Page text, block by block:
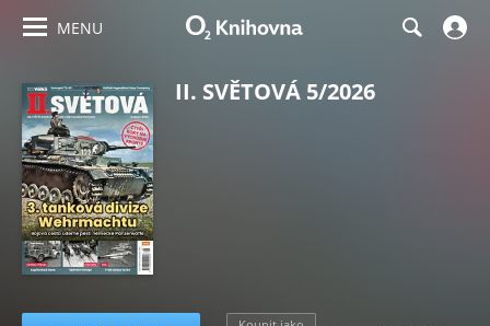
MENU
II. SVĚTOVÁ 5/2026